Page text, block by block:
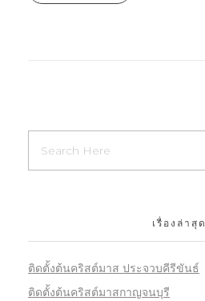
เรื่องล่าสุด
ติดตั้งต้นคริสต์มาส ประจวบคีรีขันธ์
ติดตั้งต้นคริสต์มาสกาญจนบุรี